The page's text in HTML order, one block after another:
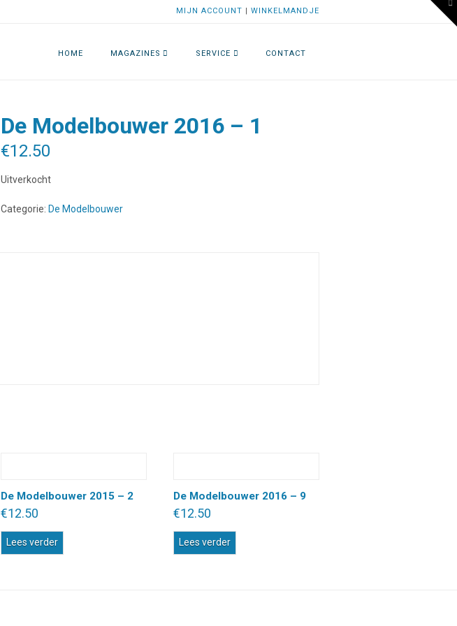
MIJN ACCOUNT | WINKELMANDJE
HOME MAGAZINES SERVICE CONTACT
De Modelbouwer 2016 – 1
€12.50
Uitverkocht
Categorie: De Modelbouwer
De Modelbouwer 2015 – 2
€12.50
Lees verder
De Modelbouwer 2016 – 9
€12.50
Lees verder